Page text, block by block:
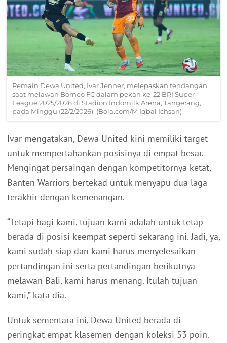
Pemain Dewa United, Ivar Jenner, melepaskan tendangan
saat melawan Borneo FC dalam pekan ke-22 BRI Super
League 2025/2026 di Stadion Indomilk Arena, Tangerang,
pada Minggu (22/2/2026). (Bola.com/M Iqbal Ichsan)
Ivar mengatakan, Dewa United kini memiliki target
untuk mempertahankan posisinya di empat besar.
Mengingat persaingan dengan kompetitornya ketat,
Banten Warriors bertekad untuk menyapu dua laga
terakhir dengan kemenangan.
“Tetapi bagi kami, tujuan kami adalah untuk tetap
berada di posisi keempat seperti sekarang ini. Jadi, ya,
kami sudah siap dan kami harus menyelesaikan
pertandingan ini serta pertandingan berikutnya
melawan Bali, kami harus menang. Itulah tujuan
kami,” kata dia.
Untuk sementara ini, Dewa United berada di
peringkat empat klasemen dengan koleksi 53 poin.